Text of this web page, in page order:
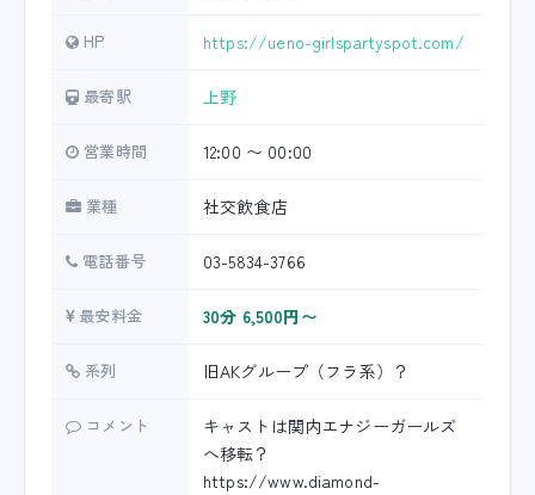
HP https://ueno-girlspartyspot.com/
最寄駅 上野
営業時間 12:00 〜 00:00
業種 社交飲食店
電話番号 03-5834-3766
最安料金 30分 6,500円〜
系列 旧AKグループ（フラ系）？
コメント
キャストは関内エナジーガールズ
へ移転？
https://www.diamond-